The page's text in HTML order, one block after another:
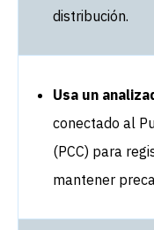
distribución.
Usa un
conectado al
(PCC) para
mantener